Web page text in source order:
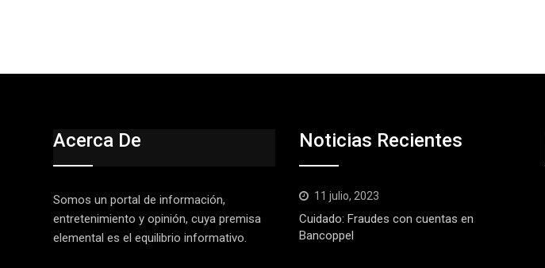
Acerca De
Somos un portal de información,
entretenimiento y opinión, cuya premisa
elemental es el equilibrio informativo.
Noticias Recientes
11 julio, 2023
Cuidado: Fraudes con cuentas en
Bancoppel